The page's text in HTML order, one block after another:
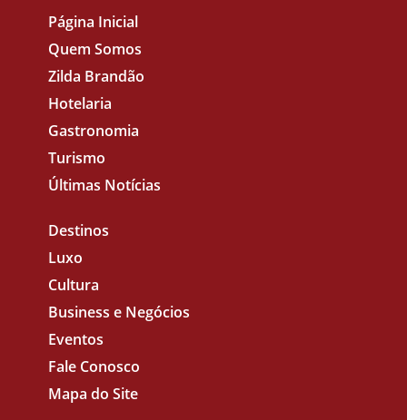
Página Inicial
Quem Somos
Zilda Brandão
Hotelaria
Gastronomia
Turismo
Últimas Notícias
Destinos
Luxo
Cultura
Business e Negócios
Eventos
Fale Conosco
Mapa do Site